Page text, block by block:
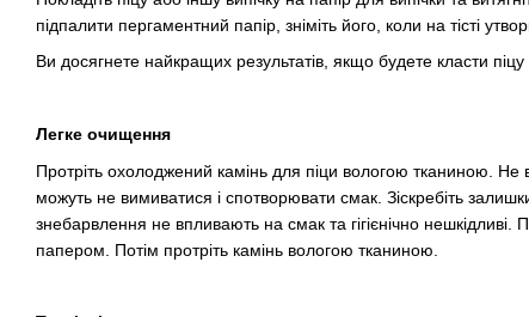
підпалити пергаментний папір, зніміть його, коли на тісті
Ви досягнете найкращих результатів, якщо будете класти
Легке очищення
Протріть охолоджений камінь для піци вологою тканиною. Не
можуть не вимиватися і спотворювати смак. Зіскребіть
знебарвлення не впливають на смак та гігієнічно нешкідливі.
папером. Потім протріть камінь вологою тканиною.